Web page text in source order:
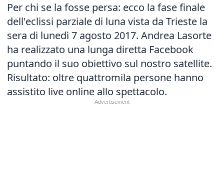
Per chi se la fosse persa: ecco la fase finale
dell'eclissi parziale di luna vista da Trieste la
sera di lunedì 7 agosto 2017. Andrea Lasorte
ha realizzato una lunga diretta Facebook
puntando il suo obiettivo sul nostro satellite.
Risultato: oltre quattromila persone hanno
assistito live online allo spettacolo.